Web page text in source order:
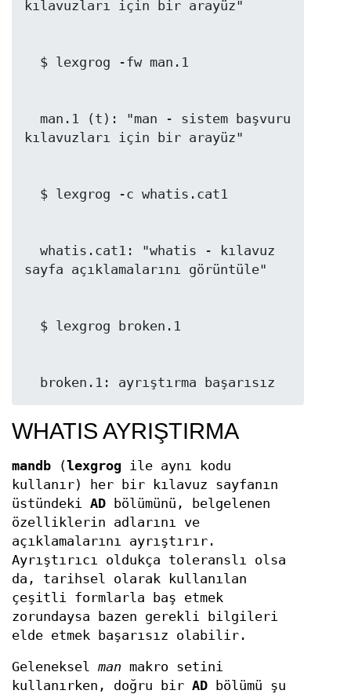
  broken.1: ayrıştırma başarısız
WHATIS AYRIŞTIRMA
mandb (lexgrog ile aynı kodu
kullanır) her bir kılavuz sayfanın
üstündeki AD bölümünü, belgelenen
özelliklerin adlarını ve
açıklamalarını ayrıştırır.
Ayrıştırıcı oldukça toleranslı olsa
da, tarihsel olarak kullanılan
çeşitli formlarla baş etmek
zorundaysa bazen gerekli bilgileri
elde etmek başarısız olabilir.
Geleneksel man makro setini
kullanırken, doğru bir AD bölümü şu